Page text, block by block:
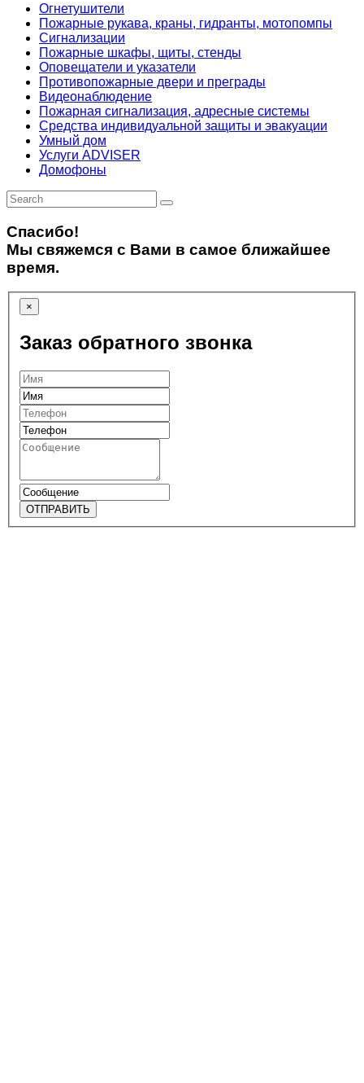
Огнетушители
Пожарные рукава, краны, гидранты, мотопомпы
Сигнализации
Пожарные шкафы, щиты, стенды
Оповещатели и указатели
Противопожарные двери и преграды
Видеонаблюдение
Пожарная сигнализация, адресные системы
Средства индивидуальной защиты и эвакуации
Умный дом
Услуги ADVISER
Домофоны
Спасибо!
Мы свяжемся с Вами в самое ближайшее
время.
×
Заказ обратного звонка
ОТПРАВИТЬ